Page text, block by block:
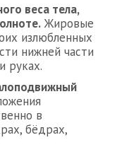
веса тела,
Жировые
излюбленных
нижней части
руках.
в
бёдрах,